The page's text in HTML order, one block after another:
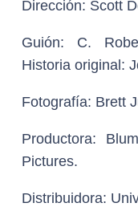
Dirección: Scott
Guión: C.
Historia original:
Fotografía: Brett
Productora:
Pictures.
Distribuidora: